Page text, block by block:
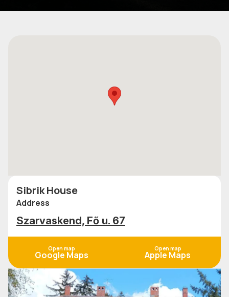
Sibrik House
Address
Szarvaskend, Fő u. 67
Open map
Google Maps
Open map
Apple Maps